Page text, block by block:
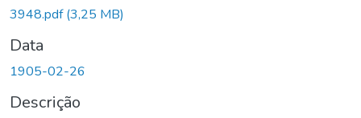
3948.pdf(3,25 MB)
Data
1905-02-26
Descrição